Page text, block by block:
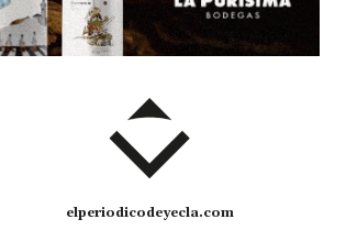
elperiodicodeyecla.com